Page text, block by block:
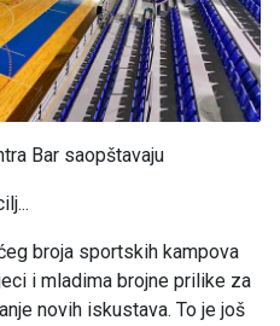
Bar saopštavaju
broja sportskih kampova
i mladima brojne prilike za
novih iskustava. To je još